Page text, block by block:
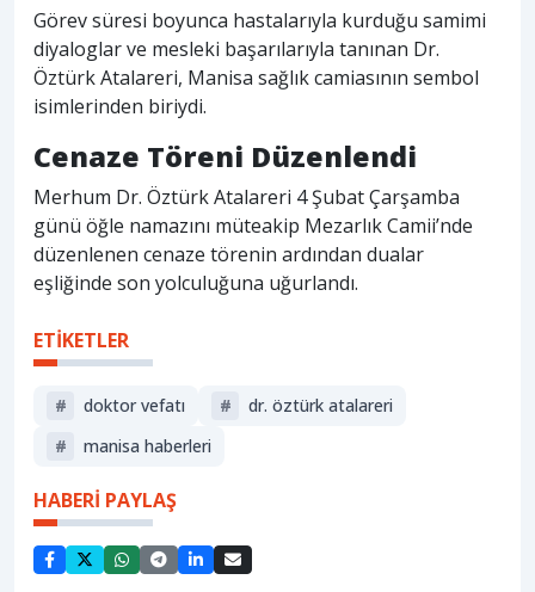
Görev süresi boyunca hastalarıyla kurduğu samimi
diyaloglar ve mesleki başarılarıyla tanınan Dr.
Öztürk Atalareri, Manisa sağlık camiasının sembol
isimlerinden biriydi.
Cenaze Töreni Düzenlendi
Merhum Dr. Öztürk Atalareri 4 Şubat Çarşamba
günü öğle namazını müteakip Mezarlık Camii’nde
düzenlenen cenaze törenin ardından dualar
eşliğinde son yolculuğuna uğurlandı.
ETİKETLER
# doktor vefatı #
dr. öztürk atalareri
#
manisa haberleri
HABERİ PAYLAŞ